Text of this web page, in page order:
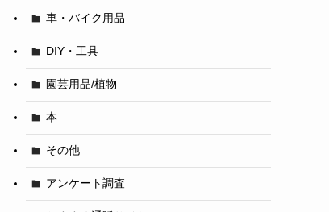
車・バイク用品
DIY・工具
園芸用品/植物
本
その他
アンケート調査